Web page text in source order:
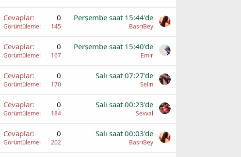
Cevaplar 0
Görüntüleme 145
Perşembe saat 15:44'de
BasriBey
Cevaplar 0
Görüntüleme 167
Perşembe saat 15:40'de
Emir
Cevaplar 0
Görüntüleme 170
Salı saat 07:27'de
Selin
Cevaplar 0
Görüntüleme 184
Salı saat 00:23'de
Sevval
Cevaplar 0
Görüntüleme 202
Salı saat 00:03'de
BasriBey